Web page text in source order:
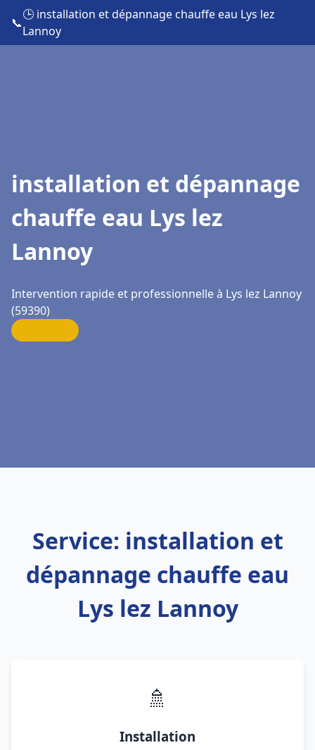
📞
🕒 installation et dépannage chauffe eau Lys lez
Lannoy
installation et dépannage
chauffe eau Lys lez
Lannoy
Intervention rapide et professionnelle à Lys lez Lannoy
(59390)
Service: installation et
dépannage chauffe eau
Lys lez Lannoy
🚿
Installation